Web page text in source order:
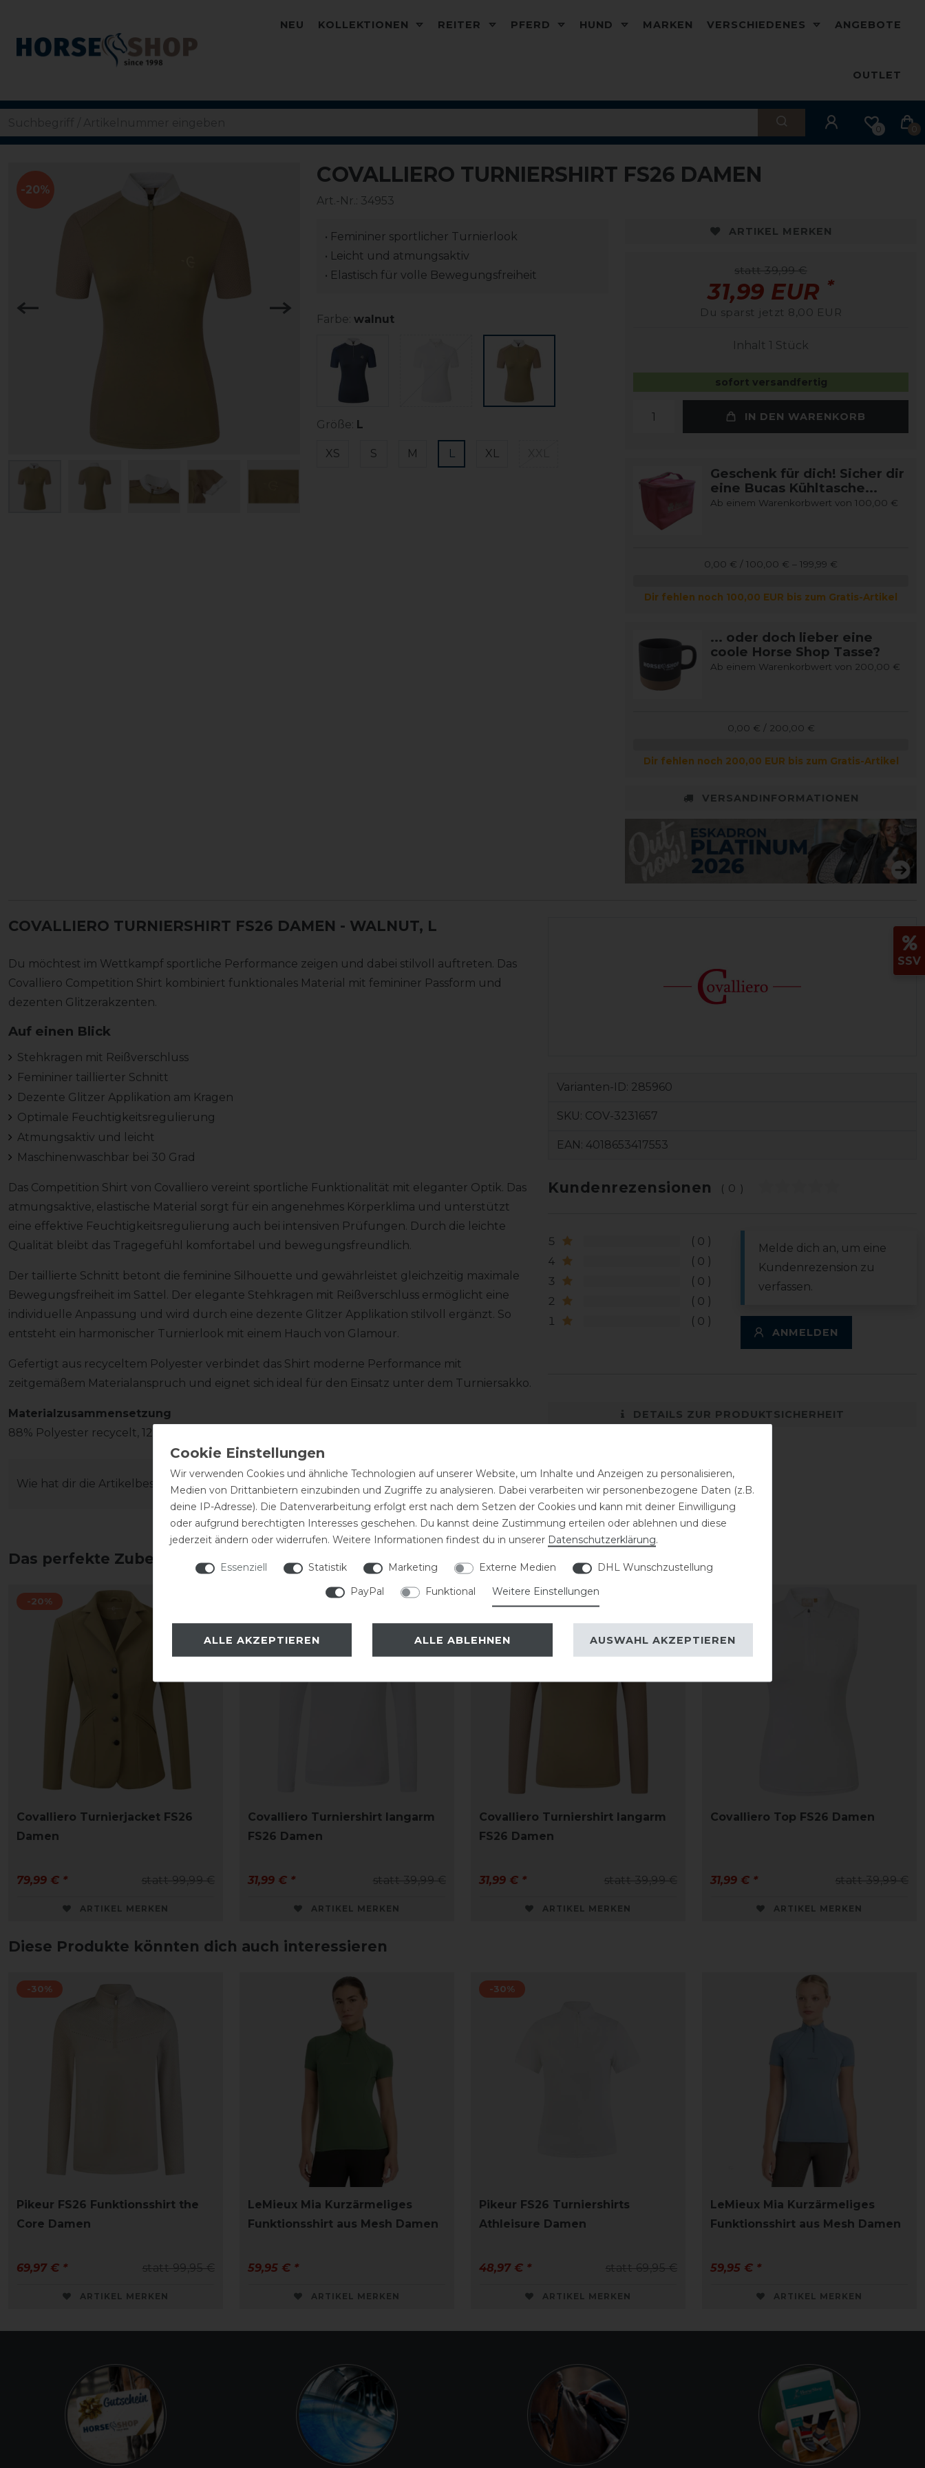
NEU KOLLEKTIONEN REITER PFERD HUND MARKEN VERSCHIEDENES ANGEBOTE
OUTLET
0 0
-20%
COVALLIERO TURNIERSHIRT FS26 DAMEN
Art.-Nr.: 34953
• Femininer sportlicher Turnierlook
• Leicht und atmungsaktiv
• Elastisch für volle Bewegungsfreiheit
Farbe: walnut
Größe: L
XS S M L XL
ARTIKEL MERKEN
statt 39,99 €
31,99 EUR *
Du sparst jetzt 8,00 EUR
Inhalt 1 Stück
sofort versandfertig
IN DEN WARENKORB
Geschenk für dich! Sicher dir
eine Bucas Kühltasche...
Ab einem Warenkorbwert von 100,00 €
0,00 € / 100,00 € – 199,99 €
Dir fehlen noch 100,00 EUR bis zum Gratis-Artikel
... oder doch lieber eine
coole Horse Shop Tasse?
Ab einem Warenkorbwert von 200,00 €
0,00 € / 200,00 €
Dir fehlen noch 200,00 EUR bis zum Gratis-Artikel
VERSANDINFORMATIONEN
COVALLIERO TURNIERSHIRT FS26 DAMEN - WALNUT, L
Du möchtest im Wettkampf sportliche Performance zeigen und dabei stilvoll auftreten. Das
Covalliero Competition Shirt kombiniert funktionales Material mit femininer Passform und
dezenten Glitzerakzenten.
Auf einen Blick
Stehkragen mit Reißverschluss
Femininer taillierter Schnitt
Dezente Glitzer Applikation am Kragen
Optimale Feuchtigkeitsregulierung
Atmungsaktiv und leicht
Maschinenwaschbar bei 30 Grad
Das Competition Shirt von Covalliero vereint sportliche Funktionalität mit eleganter Optik. Das
atmungsaktive, elastische Material sorgt für ein angenehmes Körperklima und unterstützt
eine effektive Feuchtigkeitsregulierung auch bei intensiven Prüfungen. Durch die leichte
Qualität bleibt das Tragegefühl komfortabel und bewegungsfreundlich.
Der taillierte Schnitt betont die feminine Silhouette und gewährleistet gleichzeitig maximale
Bewegungsfreiheit im Sattel. Der elegante Stehkragen mit Reißverschluss ermöglicht eine
individuelle Anpassung und wird durch eine dezente Glitzer Applikation stilvoll ergänzt. So
entsteht ein harmonischer Turnierlook mit einem Hauch von Glamour.
Gefertigt aus recyceltem Polyester verbindet das Shirt moderne Performance mit
zeitgemäßem Materialanspruch und eignet sich ideal für den Einsatz unter dem Turniersakko.
Materialzusammensetzung
88% Polyester recycelt, 12% Elasthan
Wie hat dir die Artikelbeschreibung gefallen?
Varianten-ID: 285960
SKU: COV-3231657
EAN: 4018653417553
Kundenrezensionen (0)
5
0
4
0
3
0
2
0
1
0
Melde dich an, um eine
Kundenrezension zu
verfassen.
ANMELDEN
DETAILS ZUR PRODUKTSICHERHEIT
Das perfekte Zubehör für dich
-20%
Covalliero Turnierjacket FS26
Damen
statt 99,99 €
79,99 € *
ARTIKEL MERKEN
Covalliero Turniershirt langarm
FS26 Damen
statt 39,99 €
31,99 € *
ARTIKEL MERKEN
Covalliero Turniershirt langarm
FS26 Damen
statt 39,99 €
31,99 € *
ARTIKEL MERKEN
Covalliero Top FS26 Damen
statt 39,99 €
31,99 € *
ARTIKEL MERKEN
Diese Produkte könnten dich auch interessieren
-30%
Pikeur FS26 Funktionsshirt the
Core Damen
statt 99,95 €
69,97 € *
ARTIKEL MERKEN
LeMieux Mia Kurzärmeliges
Funktionsshirt aus Mesh Damen
59,95 € *
ARTIKEL MERKEN
-30%
Pikeur FS26 Turniershirts
Athleisure Damen
statt 69,95 €
48,97 € *
ARTIKEL MERKEN
LeMieux Mia Kurzärmeliges
Funktionsshirt aus Mesh Damen
59,95 € *
ARTIKEL MERKEN
SSV
Wir verwenden Cookies und ähnliche Technologien auf unserer Website, um Inhalte und Anzeigen zu personalisieren,
Medien von Drittanbietern einzubinden und Zugriffe zu analysieren. Dabei verarbeiten wir personenbezogene Daten (z.B.
deine IP-Adresse). Die Datenverarbeitung erfolgt erst nach dem Setzen der Cookies und kann mit deiner Einwilligung
oder aufgrund berechtigten Interesses geschehen. Du kannst deine Zustimmung erteilen oder ablehnen und diese
jederzeit ändern oder widerrufen. Weitere Informationen findest du in unserer Daten­schutz­erklärung.
Essenziell Statistik Marketing Externe Medien
DHL Wunschzustellung
PayPal
Funktional Weitere Einstellungen
ALLE AKZEPTIEREN ALLE ABLEHNEN AUSWAHL AKZEPTIEREN